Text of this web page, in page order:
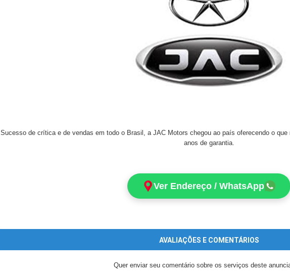
Sucesso de crítica e de vendas em todo o Brasil, a JAC Motors chegou ao país oferecendo o
anos de garantia.
Ver Endereço / WhatsApp
AVALIAÇÕES E COMENTÁRIOS
Quer enviar seu comentário sobre os serviços deste